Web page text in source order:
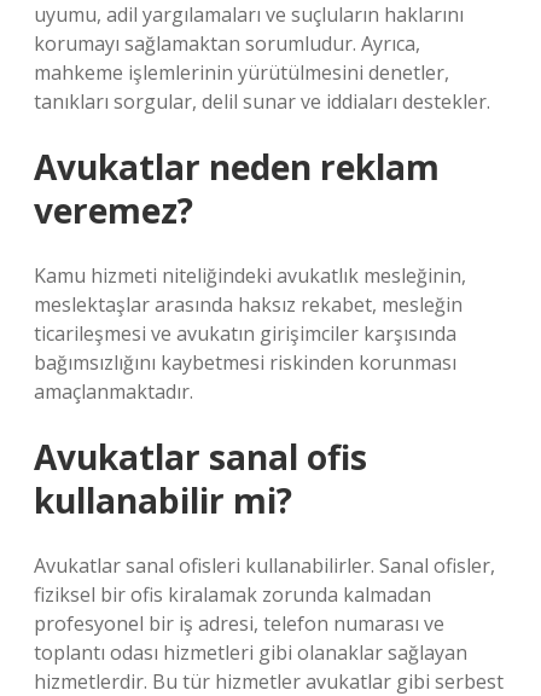
uyumu, adil yargılamaları ve suçluların haklarını
korumayı sağlamaktan sorumludur. Ayrıca,
mahkeme işlemlerinin yürütülmesini denetler,
tanıkları sorgular, delil sunar ve iddiaları destekler.
Avukatlar neden reklam
veremez?
Kamu hizmeti niteliğindeki avukatlık mesleğinin,
meslektaşlar arasında haksız rekabet, mesleğin
ticarileşmesi ve avukatın girişimciler karşısında
bağımsızlığını kaybetmesi riskinden korunması
amaçlanmaktadır.
Avukatlar sanal ofis
kullanabilir mi?
Avukatlar sanal ofisleri kullanabilirler. Sanal ofisler,
fiziksel bir ofis kiralamak zorunda kalmadan
profesyonel bir iş adresi, telefon numarası ve
toplantı odası hizmetleri gibi olanaklar sağlayan
hizmetlerdir. Bu tür hizmetler avukatlar gibi serbest